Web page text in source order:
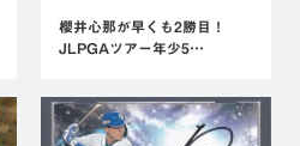
櫻井心那が早くも2勝目！
JLPGAツアー年少5…